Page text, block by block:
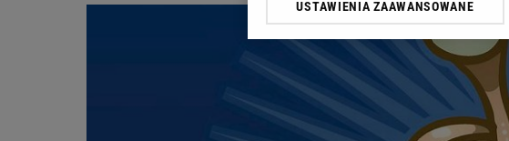
przetwarzania danych poprzez
My, nasi Zaufani Partnerzy i Agora S.A.
dokładnych danych geolokalizacyjnych.
Przechowywanie informacji na
treści, badnie odbiorców i ulepszanie
USTAWIENIA ZAAWANSOWANE